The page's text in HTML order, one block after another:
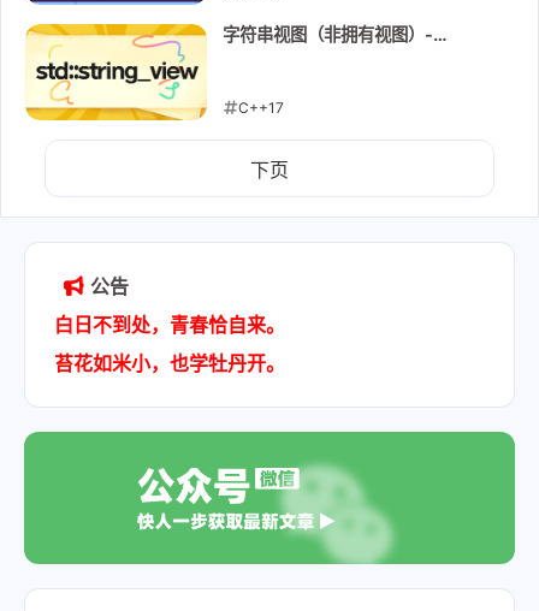
2026-05-09
字符串视图（非拥有视图）-
C++17
2026-05-09
下页
公告
白日不到处，青春恰自来。
苔花如米小，也学牡丹开。